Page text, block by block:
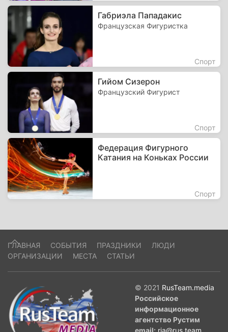
Габриэла Пападакис
Французская Фигуристка
Спорт
Гийом Сизерон
Французский Фигурист
Спорт
Федерация Фигурного
Катания на Коньках России
Спорт
ГЛАВНАЯ СОБЫТИЯ ПРАЗДНИКИ
ЛЮДИ
ОРГАНИЗАЦИИ
МЕСТА СТАТЬИ
© 2021 RusTeam.media
Российское
информационное
агентство Рустим
email: ria@rus.team